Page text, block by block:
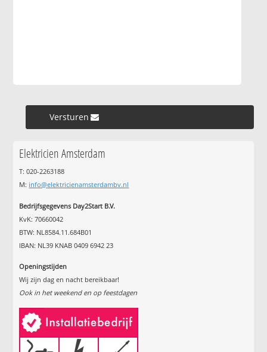
Versturen »
Elektricien Amsterdam
T: 020-2263188
M: info@elektricienamsterdambv.nl
Bedrijfsgegevens Day2Start B.V.
KvK: 70660042
BTW: NL8584.11.684B01
IBAN: NL39 KNAB 0409 6942 23
Openingstijden
Wij zijn dag en nacht bereikbaar!
Ook in het weekend en op feestdagen